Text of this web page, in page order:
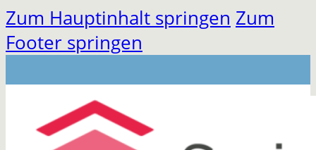
Zum Hauptinhalt springen Zum
Footer springen